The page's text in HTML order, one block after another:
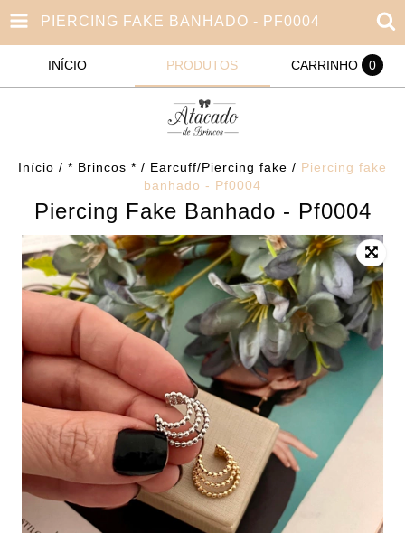
PIERCING FAKE BANHADO - PF0004
INÍCIO PRODUTOS CARRINHO 0
Início / * Brincos * / Earcuff/Piercing fake / Piercing fake
banhado - Pf0004
Piercing Fake Banhado - Pf0004